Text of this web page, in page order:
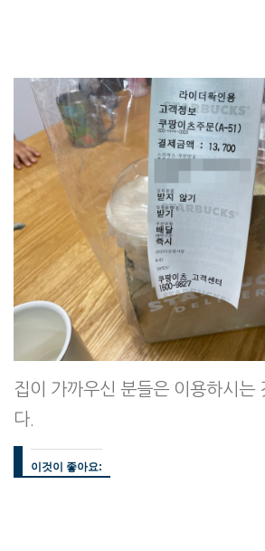
집이 가까우신 분들은 이용하시는
다.
이것이 좋아요: